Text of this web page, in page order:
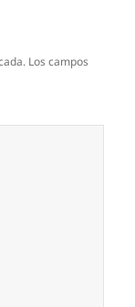
Los campos